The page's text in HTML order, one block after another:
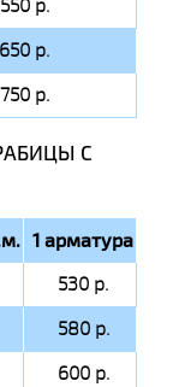
550 р.
650 р.
750 р.
C
1 арматура
530 р.
580 р.
600 р.